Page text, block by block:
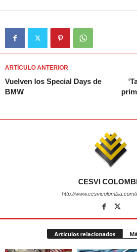
ARTÍCULO ANTERIOR
Vuelven los Special Days de
BMW
CESVI
http://www.cesvicolombia.com/
Artículos relacionados